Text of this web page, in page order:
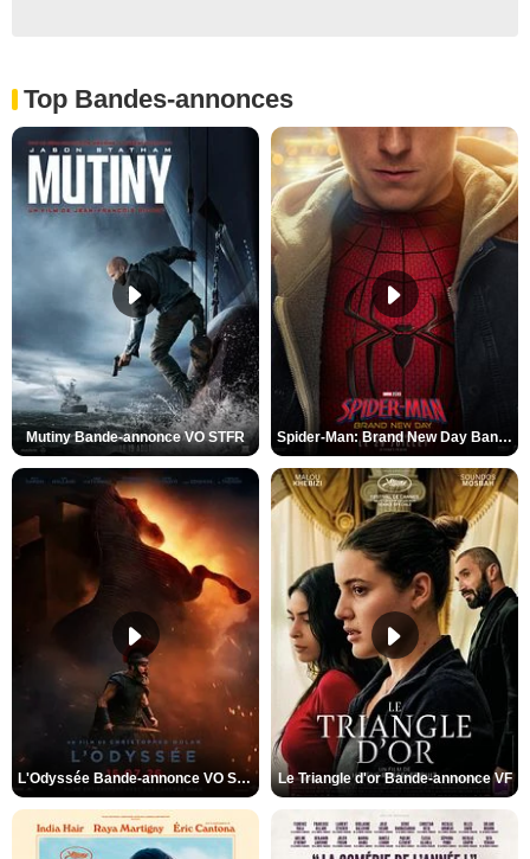
Top Bandes-annonces
Mutiny Bande-annonce VO STFR Spider-Man: Brand New Day Bande-annonce VO STFR
L'Odyssée Bande-annonce VO STFR Le Triangle d'or Bande-annonce VF